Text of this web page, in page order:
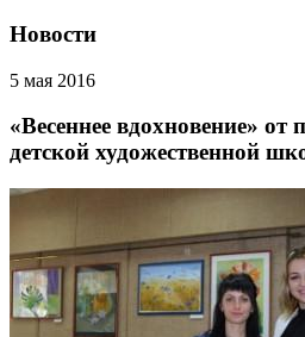
Новости
5 мая 2016
«Весеннее вдохновение» от
детской художественной